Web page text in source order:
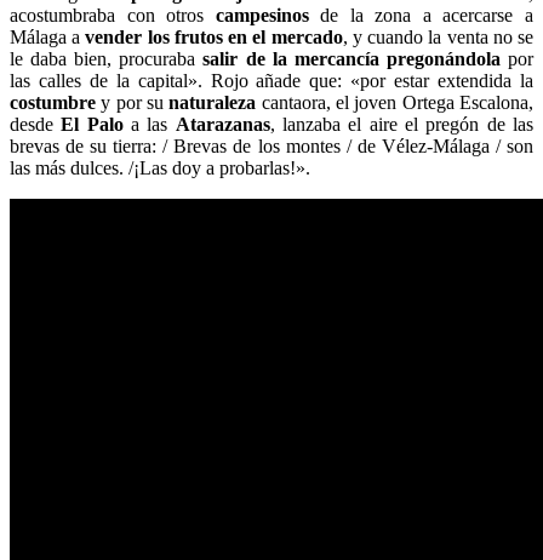
acostumbraba con otros campesinosde la zona a acercarse a
Málaga avender los frutos en el mercado, y cuando la venta no se
le daba bien, procurabasalir de la mercancía pregonándola por
las calles de la capital». Rojo añade que: «por estar extendida la
costumbre y por sunaturaleza cantaora, el joven Ortega Escalona,
desdeEl Paloa las Atarazanas, lanzaba el aire el pregón de las
brevas de su tierra: / Brevas de los montes / de Vélez-Málaga / son
las más dulces. /¡Las doy a probarlas!».